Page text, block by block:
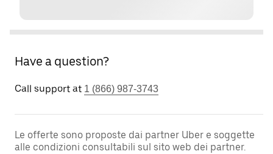
Have a question?
Call support at 1 (866) 987-3743
Le offerte sono proposte dai partner Uber e soggette
alle condizioni consultabili sul sito web dei partner.